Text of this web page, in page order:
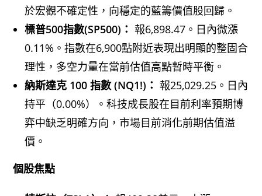
於宏觀不確定性，向穩定的藍籌價值股回歸。
標普500指數(SP500)： 報6,898.47。日內微漲
0.11%。指數在6,900點附近表現出明顯的整固合
理性，多空力量在當前估值高點暫時平衡。
納斯達克 100 指數 (NQ1!)： 報25,029.25。日內
持平（0.00%）。科技成長股在目前利率預期博
弈中缺乏明確方向，市場目前消化前期估值溢
價。
個股焦點